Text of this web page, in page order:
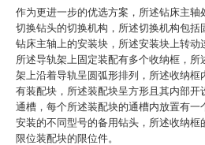
作为更进一步的优选方案，所述钻床主轴
切换钻头的切换机构，所述切换机构包括
钻床主轴上的安装块，所述安装块上转动
所述导轨架上固定装配有多个收纳框，所
架上沿着导轨呈圆弧形排列，所述收纳框
有装配块，所述装配块呈方形且其内部开
通槽，每个所述装配块的通槽内放置有一
安装的不同型号的备用钻头，所述收纳框
限位装配块的限位件。